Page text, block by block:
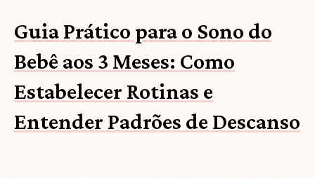
Guia Prático para o Sono do
Bebê aos 3 Meses: Como
Estabelecer Rotinas e
Entender Padrões de Descanso